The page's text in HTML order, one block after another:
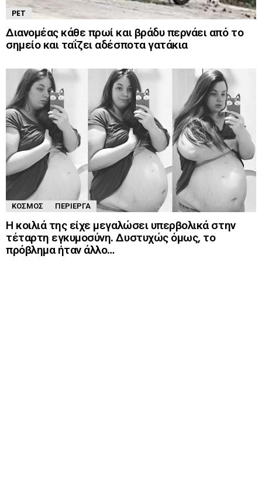
PET
Διανομέας κάθε πρωί και βράδυ περνάει από το
σημείο και ταΐζει αδέσποτα γατάκια
ΚΌΣΜΟΣ ΠΕΡΊΕΡΓΑ
Η κοιλιά της είχε μεγαλώσει υπερβολικά στην
τέταρτη εγκυμοσύνη. Δυστυχώς όμως, το
πρόβλημα ήταν άλλο…